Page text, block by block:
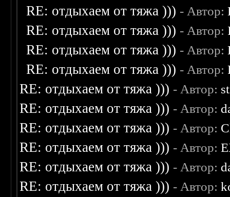
RE: отдыхаем от тяжа ))) - Автор:
RE: отдыхаем от тяжа ))) - Автор:
RE: отдыхаем от тяжа ))) - Автор:
RE: отдыхаем от тяжа ))) - Автор:
RE: отдыхаем от тяжа ))) - Автор:
RE: отдыхаем от тяжа ))) - Автор:
RE: отдыхаем от тяжа ))) - Автор:
RE: отдыхаем от тяжа ))) - Автор:
RE: отдыхаем от тяжа ))) - Автор:
RE: отдыхаем от тяжа ))) - Автор: